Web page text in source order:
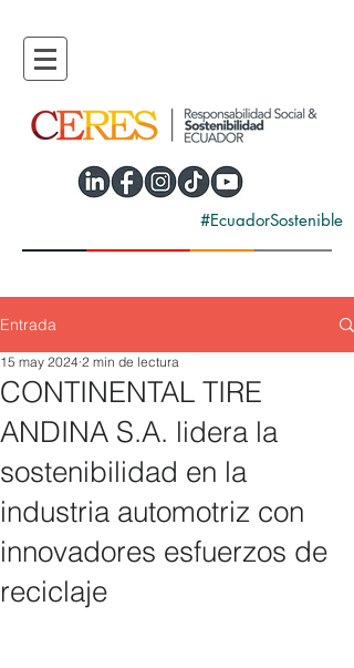
#EcuadorSostenible
Entrada
CONTINENTAL TIRE
ANDINA S.A. lidera la
sostenibilidad en la
industria automotriz con
innovadores esfuerzos de
reciclaje
15 may 2024 2 min de lectura